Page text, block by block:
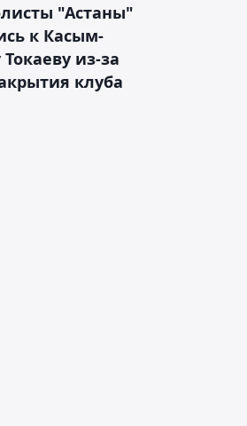
"Астаны"
к Касым-
из-за
клуба